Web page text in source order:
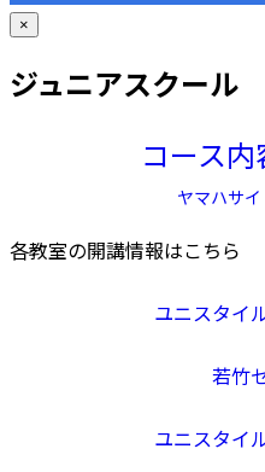
×
ジュニアスクール
コース内
ヤマハサ
各教室の開講情報はこちら
ユニスタイ
若竹
ユニスタイ